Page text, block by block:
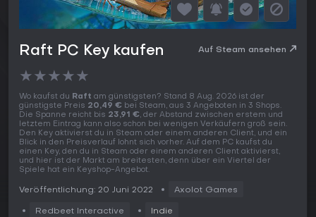
Raft PC Key kaufen Auf Steam ansehen
★★★★★
Wo kaufst du Raft am günstigsten? Stand 8 Aug. 2026 ist der
günstigste Preis 20,49 € bei Steam, aus 3 Angeboten in 3 Shops.
Die Spanne reicht bis 23,91 €, der Abstand zwischen erstem und
letztem Eintrag kann also schon bei wenigen Verkäufern groß sein.
Den Key aktivierst du in Steam oder einem anderen Client, und ein
Blick in den Preisverlauf lohnt sich vorher. Auf dem PC kaufst du
einen Key, den du in Steam oder einem anderen Client aktivierst,
und hier ist der Markt am breitesten, denn über ein Viertel der
Spiele hat ein Keyshop-Angebot.
Veröffentlichung: 20 Juni 2022 Axolot Games
Redbeet Interactive Indie